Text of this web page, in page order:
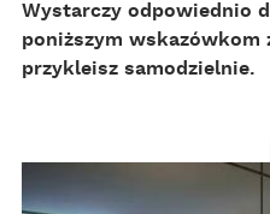
Wystarczy odpowiednio
poniższym wskazówkom
przykleisz samodzielnie.